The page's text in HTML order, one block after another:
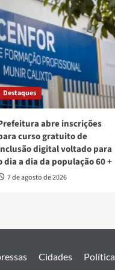
Destaques
abre inscrições
curso gratuito de
digital voltado para
dia a dia da população 60 +
7 de agosto de 2026
Cidades Política